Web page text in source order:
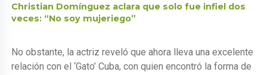
Christian Domínguez aclara que solo fue infiel dos
veces: “No soy mujeriego”
No obstante, la actriz reveló que ahora lleva una excelente
relación con el ‘Gato’ Cuba, con quien encontró la forma de